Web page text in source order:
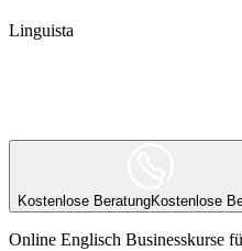
Linguista
Kostenlose BeratungKostenlose
Online Englisch Businesskurse